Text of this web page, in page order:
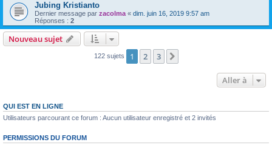
Jubing Kristianto
Dernier message par zacolma« dim. juin 16, 2019 9:57 am
Réponses : 2
Nouveau sujet
122 sujets 1 2 3
Aller à
QUI EST EN LIGNE
Utilisateurs parcourant ce forum : Aucun utilisateur enregistré et 2 invités
PERMISSIONS DU FORUM